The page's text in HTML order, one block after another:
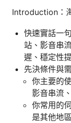
Introduction：
快速實話一
站、影音串
遲、穩定性
先決條件與
你主要的
影音串流
你常用的
是其他地